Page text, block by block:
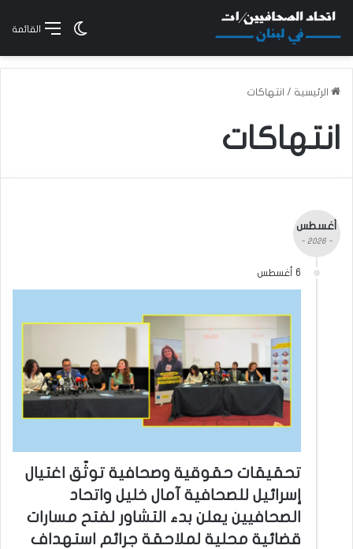
القائمةالوضع
الرئيسية / انتهاكات
انتهاكات
أغسطس
- 2026 -
6 أغسطس
تحقيقات حقوقية وصحافية توثّق اغتيال
إسرائيل للصحافية آمال خليل واتحاد
الصحافيين يعلن بدء التشاور لفتح مسارات
قضائية محلية لملاحقة جرائم استهداف